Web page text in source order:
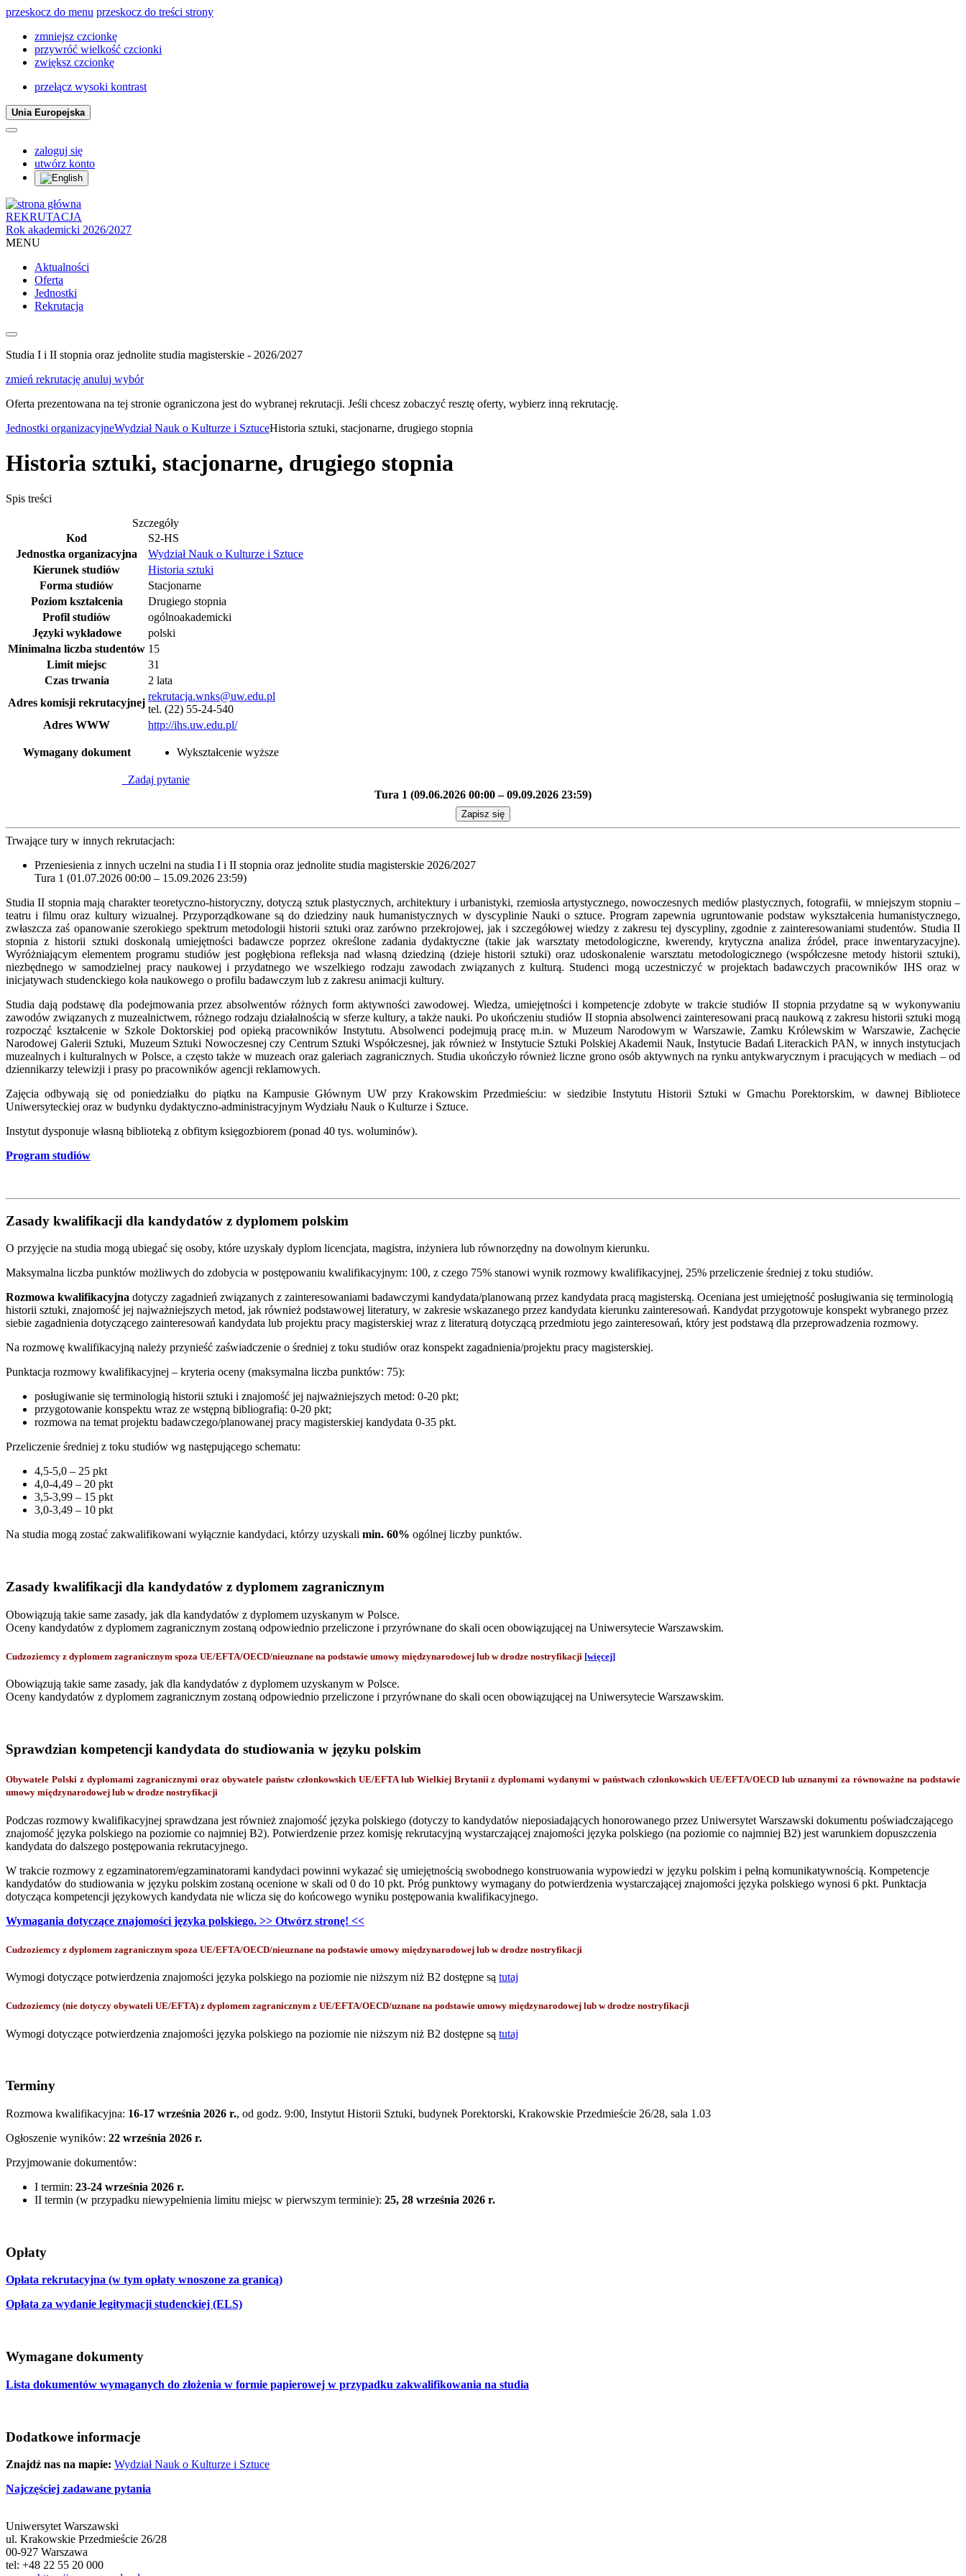
przeskocz do menu przeskocz do treści strony
zmniejsz czcionkę
przywróć wielkość czcionki
zwiększ czcionkę
przełącz wysoki kontrast
Unia Europejska
zaloguj się
utwórz konto
REKRUTACJA
Rok akademicki 2026/2027
MENU
Aktualności
Oferta
Jednostki
Rekrutacja
Studia I i II stopnia oraz jednolite studia magisterskie - 2026/2027
zmień rekrutację anuluj wybór
Oferta prezentowana na tej stronie ograniczona jest do wybranej rekrutacji. Jeśli chcesz zobaczyć resztę oferty, wybierz inną rekrutację.
Jednostki organizacyjneWydział Nauk o Kulturze i SztuceHistoria sztuki, stacjonarne, drugiego stopnia
Historia sztuki, stacjonarne, drugiego stopnia
Spis treści
Szczegóły
Kod
S2-HS
Jednostka organizacyjna
Wydział Nauk o Kulturze i Sztuce
Kierunek studiów
Historia sztuki
Forma studiów
Stacjonarne
Poziom kształcenia
Drugiego stopnia
Profil studiów
ogólnoakademicki
Języki wykładowe
polski
Minimalna liczba studentów 15
Limit miejsc
31
Czas trwania
2 lata
Adres komisji rekrutacyjnej
rekrutacja.wnks@uw.edu.pl
tel. (22) 55-24-540
Adres WWW
http://ihs.uw.edu.pl/
Wymagany dokument Wykształcenie wyższe
Zadaj pytanie
Tura 1 (09.06.2026 00:00 – 09.09.2026 23:59)
Zapisz się
Trwające tury w innych rekrutacjach:
Przeniesienia z innych uczelni na studia I i II stopnia oraz jednolite studia magisterskie 2026/2027
Tura 1 (01.07.2026 00:00 – 15.09.2026 23:59)
Studia II stopnia mają charakter teoretyczno-historyczny, dotyczą sztuk plastycznych, architektury i urbanistyki, rzemiosła artystycznego, nowoczesnych mediów plastycznych, fotografii, w mniejszym stopniu –
teatru i filmu oraz kultury wizualnej. Przyporządkowane są do dziedziny nauk humanistycznych w dyscyplinie Nauki o sztuce. Program zapewnia ugruntowanie podstaw wykształcenia humanistycznego,
zwłaszcza zaś opanowanie szerokiego spektrum metodologii historii sztuki oraz zarówno przekrojowej, jak i szczegółowej wiedzy z zakresu tej dyscypliny, zgodnie z zainteresowaniami studentów. Studia II
stopnia z historii sztuki doskonalą umiejętności badawcze poprzez określone zadania dydaktyczne (takie jak warsztaty metodologiczne, kwerendy, krytyczna analiza źródeł, prace inwentaryzacyjne).
Wyróżniającym elementem programu studiów jest pogłębiona refleksja nad własną dziedziną (dzieje historii sztuki) oraz udoskonalenie warsztatu metodologicznego (współczesne metody historii sztuki),
niezbędnego w samodzielnej pracy naukowej i przydatnego we wszelkiego rodzaju zawodach związanych z kulturą. Studenci mogą uczestniczyć w projektach badawczych pracowników IHS oraz w
inicjatywach studenckiego koła naukowego o profilu badawczym lub z zakresu animacji kultury.
Studia dają podstawę dla podejmowania przez absolwentów różnych form aktywności zawodowej. Wiedza, umiejętności i kompetencje zdobyte w trakcie studiów II stopnia przydatne są w wykonywaniu
zawodów związanych z muzealnictwem, różnego rodzaju działalnością w sferze kultury, a także nauki. Po ukończeniu studiów II stopnia absolwenci zainteresowani pracą naukową z zakresu historii sztuki mogą
rozpocząć kształcenie w Szkole Doktorskiej pod opieką pracowników Instytutu. Absolwenci podejmują pracę m.in. w Muzeum Narodowym w Warszawie, Zamku Królewskim w Warszawie, Zachęcie
Narodowej Galerii Sztuki, Muzeum Sztuki Nowoczesnej czy Centrum Sztuki Współczesnej, jak również w Instytucie Sztuki Polskiej Akademii Nauk, Instytucie Badań Literackich PAN, w innych instytucjach
muzealnych i kulturalnych w Polsce, a często także w muzeach oraz galeriach zagranicznych. Studia ukończyło również liczne grono osób aktywnych na rynku antykwarycznym i pracujących w mediach – od
dziennikarzy telewizji i prasy po pracowników agencji reklamowych.
Zajęcia odbywają się od poniedziałku do piątku na Kampusie Głównym UW przy Krakowskim Przedmieściu: w siedzibie Instytutu Historii Sztuki w Gmachu Porektorskim, w dawnej Bibliotece
Uniwersyteckiej oraz w budynku dydaktyczno-administracyjnym Wydziału Nauk o Kulturze i Sztuce.
Instytut dysponuje własną biblioteką z obfitym księgozbiorem (ponad 40 tys. woluminów).
Program studiów
Zasady kwalifikacji dla kandydatów z dyplomem polskim
O przyjęcie na studia mogą ubiegać się osoby, które uzyskały dyplom licencjata, magistra, inżyniera lub równorzędny na dowolnym kierunku.
Maksymalna liczba punktów możliwych do zdobycia w postępowaniu kwalifikacyjnym: 100, z czego 75% stanowi wynik rozmowy kwalifikacyjnej, 25% przeliczenie średniej z toku studiów.
Rozmowa kwalifikacyjna dotyczy zagadnień związanych z zainteresowaniami badawczymi kandydata/planowaną przez kandydata pracą magisterską. Oceniana jest umiejętność posługiwania się terminologią
historii sztuki, znajomość jej najważniejszych metod, jak również podstawowej literatury, w zakresie wskazanego przez kandydata kierunku zainteresowań. Kandydat przygotowuje konspekt wybranego przez
siebie zagadnienia dotyczącego zainteresowań kandydata lub projektu pracy magisterskiej wraz z literaturą dotyczącą przedmiotu jego zainteresowań, który jest podstawą dla przeprowadzenia rozmowy.
Na rozmowę kwalifikacyjną należy przynieść zaświadczenie o średniej z toku studiów oraz konspekt zagadnienia/projektu pracy magisterskiej.
Punktacja rozmowy kwalifikacyjnej – kryteria oceny (maksymalna liczba punktów: 75):
posługiwanie się terminologią historii sztuki i znajomość jej najważniejszych metod: 0-20 pkt;
przygotowanie konspektu wraz ze wstępną bibliografią: 0-20 pkt;
rozmowa na temat projektu badawczego/planowanej pracy magisterskiej kandydata 0-35 pkt.
Przeliczenie średniej z toku studiów wg następującego schematu:
4,5-5,0 – 25 pkt
4,0-4,49 – 20 pkt
3,5-3,99 – 15 pkt
3,0-3,49 – 10 pkt
Na studia mogą zostać zakwalifikowani wyłącznie kandydaci, którzy uzyskali min. 60% ogólnej liczby punktów.
Zasady kwalifikacji dla kandydatów z dyplomem zagranicznym
Obowiązują takie same zasady, jak dla kandydatów z dyplomem uzyskanym w Polsce.
Oceny kandydatów z dyplomem zagranicznym zostaną odpowiednio przeliczone i przyrównane do skali ocen obowiązującej na Uniwersytecie Warszawskim.
Cudzoziemcy z dyplomem zagranicznym spoza UE/EFTA/OECD/nieuznane na podstawie umowy międzynarodowej lub w drodze nostryfikacji [więcej]
Obowiązują takie same zasady, jak dla kandydatów z dyplomem uzyskanym w Polsce.
Oceny kandydatów z dyplomem zagranicznym zostaną odpowiednio przeliczone i przyrównane do skali ocen obowiązującej na Uniwersytecie Warszawskim.
Sprawdzian kompetencji kandydata do studiowania w języku polskim
Obywatele Polski z dyplomami zagranicznymi oraz obywatele państw członkowskich UE/EFTA lub Wielkiej Brytanii z dyplomami wydanymi w państwach członkowskich UE/EFTA/OECD lub uznanymi za równoważne na podstawie
umowy międzynarodowej lub w drodze nostryfikacji
Podczas rozmowy kwalifikacyjnej sprawdzana jest również znajomość języka polskiego (dotyczy to kandydatów nieposiadających honorowanego przez Uniwersytet Warszawski dokumentu poświadczającego
znajomość języka polskiego na poziomie co najmniej B2). Potwierdzenie przez komisję rekrutacyjną wystarczającej znajomości języka polskiego (na poziomie co najmniej B2) jest warunkiem dopuszczenia
kandydata do dalszego postępowania rekrutacyjnego.
W trakcie rozmowy z egzaminatorem/egzaminatorami kandydaci powinni wykazać się umiejętnością swobodnego konstruowania wypowiedzi w języku polskim i pełną komunikatywnością. Kompetencje
kandydatów do studiowania w języku polskim zostaną ocenione w skali od 0 do 10 pkt. Próg punktowy wymagany do potwierdzenia wystarczającej znajomości języka polskiego wynosi 6 pkt. Punktacja
dotycząca kompetencji językowych kandydata nie wlicza się do końcowego wyniku postępowania kwalifikacyjnego.
Wymagania dotyczące znajomości języka polskiego. >> Otwórz stronę! <<
Cudzoziemcy z dyplomem zagranicznym spoza UE/EFTA/OECD/nieuznane na podstawie umowy międzynarodowej lub w drodze nostryfikacji
Wymogi dotyczące potwierdzenia znajomości języka polskiego na poziomie nie niższym niż B2 dostępne są tutaj
Cudzoziemcy (nie dotyczy obywateli UE/EFTA) z dyplomem zagranicznym z UE/EFTA/OECD/uznane na podstawie umowy międzynarodowej lub w drodze nostryfikacji
Wymogi dotyczące potwierdzenia znajomości języka polskiego na poziomie nie niższym niż B2 dostępne są tutaj
Terminy
Rozmowa kwalifikacyjna: 16-17 września 2026 r., od godz. 9:00, Instytut Historii Sztuki, budynek Porektorski, Krakowskie Przedmieście 26/28, sala 1 .03
Ogłoszenie wyników: 22 września 2026 r.
Przyjmowanie dokumentów:
I termin: 23-24 września 2026 r.
II termin (w przypadku niewypełnienia limitu miejsc w pierwszym terminie): 25, 28 września 2026 r.
Opłaty
Opłata rekrutacyjna (w tym opłaty wnoszone za granicą)
Opłata za wydanie legitymacji studenckiej (ELS)
Wymagane dokumenty
Lista dokumentów wymaganych do złożenia w formie papierowej w przypadku zakwalifikowania na studia
Dodatkowe informacje
Znajdź nas na mapie: Wydział Nauk o Kulturze i Sztuce
Najczęściej zadawane pytania
Uniwersytet Warszawski
ul. Krakowskie Przedmieście 26/28
00-927 Warszawa
tel: +48 22 55 20 000